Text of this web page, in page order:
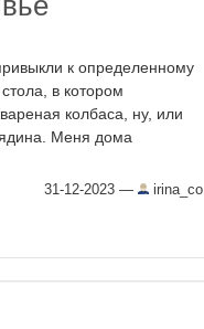
к определенному
в котором
колбаса, ну, или
Меня дома
31-12-2023 — irina_co